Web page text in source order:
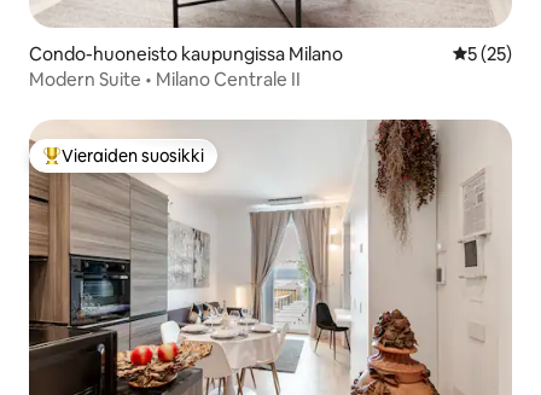
Condo-huoneisto kaupungissa Milano
5 (25)
Modern Suite • Milano Centrale II
Vieraiden suosikkien parhaimmistoa
Vieraiden suosikki